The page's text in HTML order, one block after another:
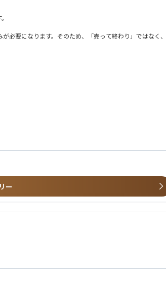
コアメンバーとして携わることができます。
最大の特徴です。「一企業の変革」を超えて、地域社
ます。人件費構造やシフト、オペレーションを徹底的
マネージャーや事業責任者など、経営に近い距離のポス
要になります。そのため、「売って終わり」ではなく
開や、同じ店舗/事業所の別職種（例：ホール職種で利用
ー